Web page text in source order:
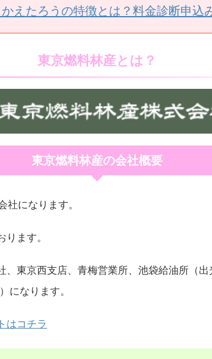
かえたろうの特徴とは？料金診断申込
東京燃料林産とは？
東京燃料林産の会社概要
になります。
ます。
、東京西支店、青梅営業所、池袋給油所（
になります。
はコチラ